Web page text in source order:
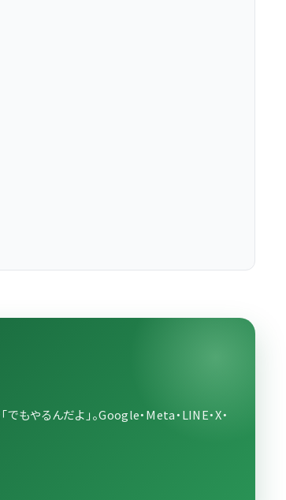
やるんだよ」。Google・Meta・LINE・X・